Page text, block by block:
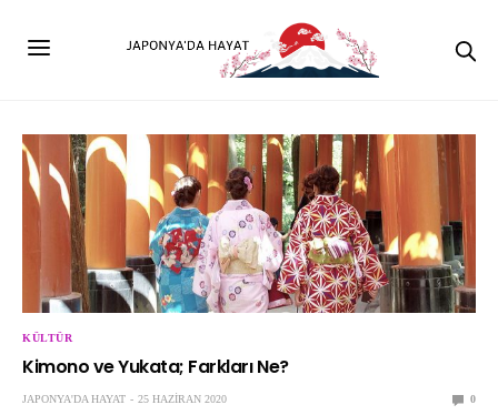
KÜLTÜR
Kimono ve Yukata; Farkları Ne?
JAPONYA'DA HAYAT 25 HAZIRAN 2020 0